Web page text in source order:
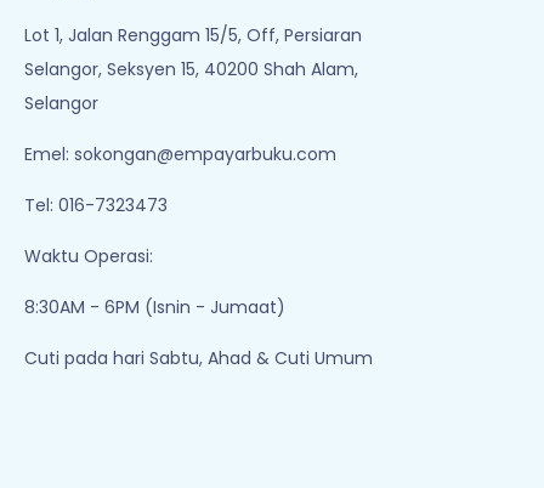
Lot 1, Jalan Renggam 15/5, Off, Persiaran
Selangor, Seksyen 15, 40200 Shah Alam,
Selangor
Emel: sokongan@empayarbuku.com
Tel: 016-7323473
Waktu Operasi:
8:30AM - 6PM (Isnin - Jumaat)
Cuti pada hari Sabtu, Ahad & Cuti Umum